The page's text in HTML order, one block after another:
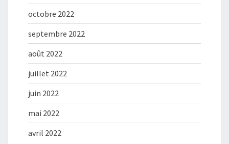
octobre 2022
septembre 2022
août 2022
juillet 2022
juin 2022
mai 2022
avril 2022